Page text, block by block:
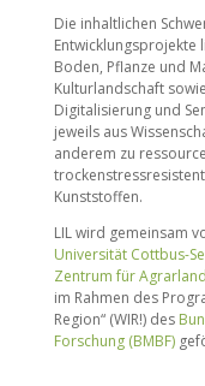
Die inhaltlichen
Entwicklungsprojekte
Boden, Pflanze und
Kulturlandschaft
Digitalisierung und
jeweils aus
anderem zu
Kunststoffen.
LIL wird gemeinsam
Universität Cottbus-
Zentrum für
im Rahmen des
Region“ (WIR!) des
Forschung (BMBF)